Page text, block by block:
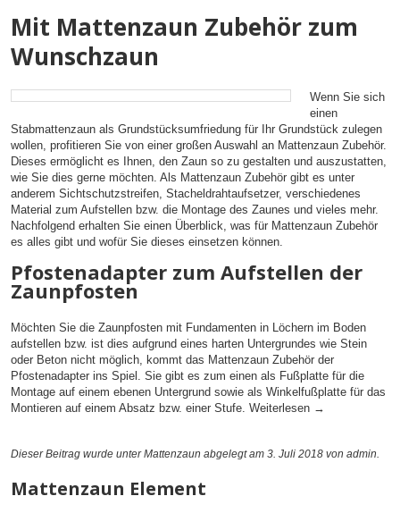
Mit Mattenzaun Zubehör zum
Wunschzaun
Wenn Sie sich
einen
Stabmattenzaun als Grundstücksumfriedung für Ihr Grundstück zulegen
wollen, profitieren Sie von einer großen Auswahl an Mattenzaun Zubehör.
Dieses ermöglicht es Ihnen, den Zaun so zu gestalten und auszustatten,
wie Sie dies gerne möchten. Als Mattenzaun Zubehör gibt es unter
anderem Sichtschutzstreifen, Stacheldrahtaufsetzer, verschiedenes
Material zum Aufstellen bzw. die Montage des Zaunes und vieles mehr.
Nachfolgend erhalten Sie einen Überblick, was für Mattenzaun Zubehör
es alles gibt und wofür Sie dieses einsetzen können.
Pfostenadapter zum Aufstellen der
Zaunpfosten
Möchten Sie die Zaunpfosten mit Fundamenten in Löchern im Boden
aufstellen bzw. ist dies aufgrund eines harten Untergrundes wie Stein
oder Beton nicht möglich, kommt das Mattenzaun Zubehör der
Pfostenadapter ins Spiel. Sie gibt es zum einen als Fußplatte für die
Montage auf einem ebenen Untergrund sowie als Winkelfußplatte für das
Montieren auf einem Absatz bzw. einer Stufe. Weiterlesen →
Dieser Beitrag wurde unterMattenzaun abgelegt am 3. Juli 2018 von admin
Mattenzaun Element